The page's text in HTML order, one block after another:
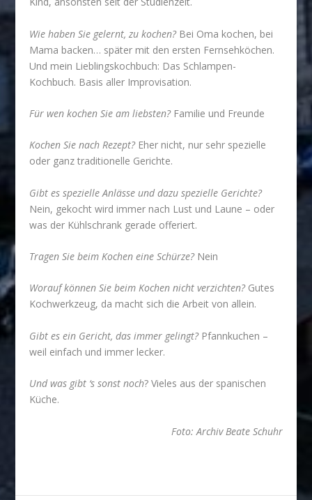
Wie haben Sie gelernt, zu kochen?Bei Oma kochen, bei
Mama backen… später mit den ersten Fernsehköchen.
Und mein Lieblingskochbuch: Das Schlampen-
Kochbuch. Basis aller Improvisation.
Für wen kochen Sie am liebsten?Familie und Freunde
Kochen Sie nach Rezept?Eher nicht, nur sehr spezielle
oder ganz traditionelle Gerichte.
Gibt es spezielle Anlässe und dazu spezielle Gerichte?
Nein, gekocht wird immer nach Lust und Laune – oder
was der Kühlschrank gerade offeriert.
Tragen Sie beim Kochen eine Schürze?Nein
Worauf können Sie beim Kochen nicht verzichten?Gutes
Kochwerkzeug, da macht sich die Arbeit von allein.
Gibt es ein Gericht, das immer gelingt?Pfannkuchen –
weil einfach und immer lecker.
Und was gibt ‘s sonst noch? Vieles aus der spanischen
Küche.
Foto: Archiv Beate Schuhr